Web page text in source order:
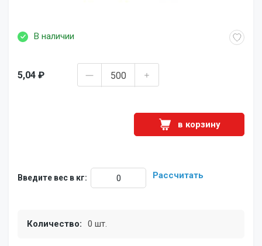
В наличии
5,04 ₽
в корзину
Введите вес в кг: Рассчитать
Количество: 0 шт.